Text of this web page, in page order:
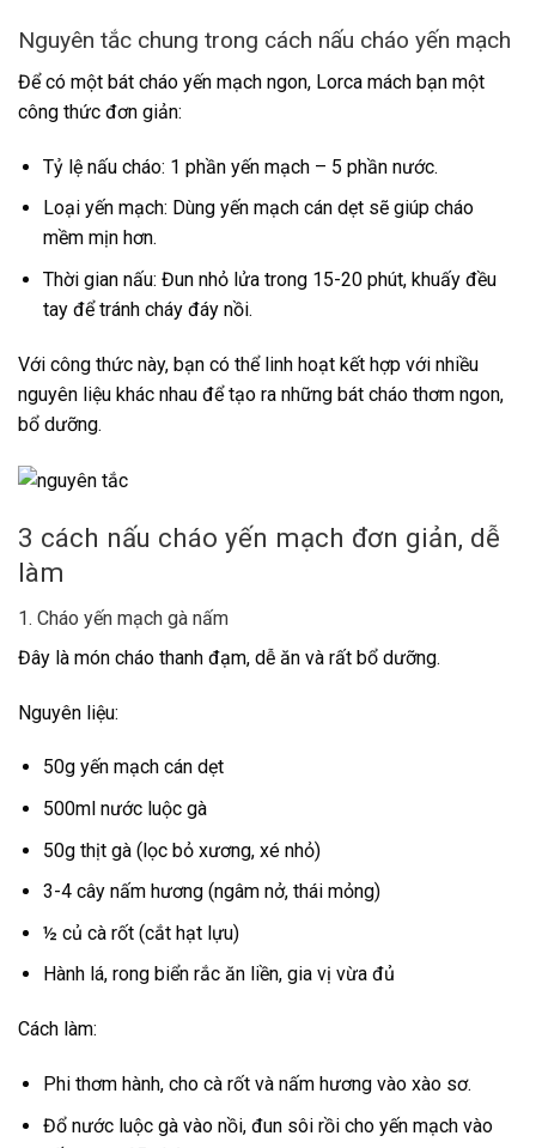
Nguyên tắc chung trong cách nấu cháo yến mạch
Để có một bát cháo yến mạch ngon, Lorca mách bạn một
công thức đơn giản:
Tỷ lệ nấu cháo: 1 phần yến mạch – 5 phần nước.
Loại yến mạch: Dùng yến mạch cán dẹt sẽ giúp cháo
mềm mịn hơn.
Thời gian nấu: Đun nhỏ lửa trong 15-20 phút, khuấy đều
tay để tránh cháy đáy nồi.
Với công thức này, bạn có thể linh hoạt kết hợp với nhiều
nguyên liệu khác nhau để tạo ra những bát cháo thơm ngon,
bổ dưỡng.
3 cách nấu cháo yến mạch đơn giản, dễ
làm
1. Cháo yến mạch gà nấm
Đây là món cháo thanh đạm, dễ ăn và rất bổ dưỡng.
Nguyên liệu:
50g yến mạch cán dẹt
500ml nước luộc gà
50g thịt gà (lọc bỏ xương, xé nhỏ)
3-4 cây nấm hương (ngâm nở, thái mỏng)
½ củ cà rốt (cắt hạt lựu)
Hành lá, rong biển rắc ăn liền, gia vị vừa đủ
Cách làm:
Phi thơm hành, cho cà rốt và nấm hương vào xào sơ.
Đổ nước luộc gà vào nồi, đun sôi rồi cho yến mạch vào